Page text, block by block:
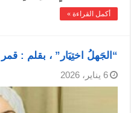
أكمل القراءة »
“الجَهلُ اختِيَار” ، بقلم :
6 يناير، 2026